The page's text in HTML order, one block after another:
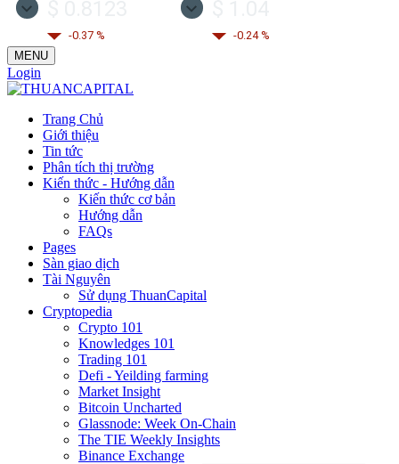
-0.37 %
-0.24 %
MENU
Login
Trang Chủ
Giới thiệu
Tin tức
Phân tích thị trường
Kiến thức - Hướng dẫn
Kiến thức cơ bản
Hướng dẫn
FAQs
Pages
Sàn giao dịch
Tài Nguyên
Sử dụng ThuanCapital
Cryptopedia
Crypto 101
Knowledges 101
Trading 101
Defi - Yeilding farming
Market Insight
Bitcoin Uncharted
Glassnode: Week On-Chain
The TIE Weekly Insights
Binance Exchange